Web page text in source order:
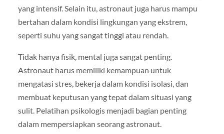
yang intensif. Selain itu, astronaut juga harus mampu
bertahan dalam kondisi lingkungan yang ekstrem,
seperti suhu yang sangat tinggi atau rendah.
Tidak hanya fisik, mental juga sangat penting.
Astronaut harus memiliki kemampuan untuk
mengatasi stres, bekerja dalam kondisi isolasi, dan
membuat keputusan yang tepat dalam situasi yang
sulit. Pelatihan psikologis menjadi bagian penting
dalam mempersiapkan seorang astronaut.